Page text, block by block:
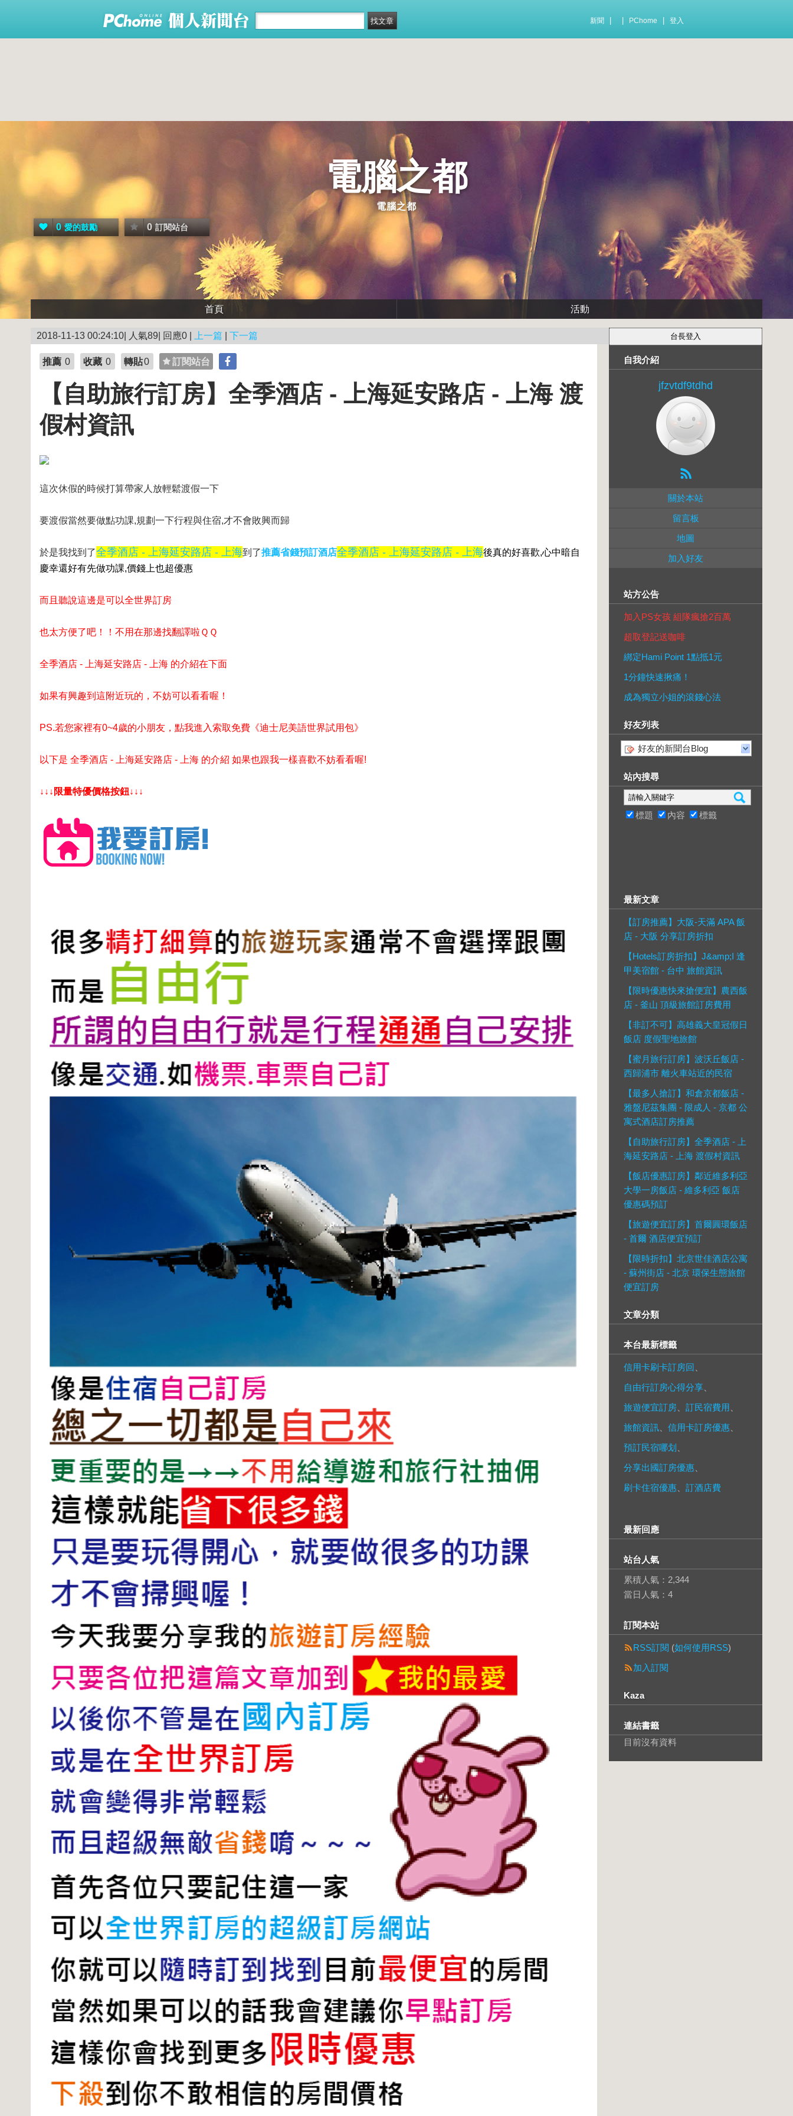
新聞 PChome 登入
電腦之都
電腦之都
0 愛的鼓勵 0 訂閱站台
首頁 活動
2018-11-13 00:24:10| 人氣89| 回應0 | 上一篇 下一篇
推薦 0 收藏 0 轉貼0 訂閱站台
【自助旅行訂房】全季酒店 - 上海延安路店 - 上海 渡
假村資訊
這次休假的時候打算帶家人放輕鬆渡假一下
要渡假當然要做點功課,規劃一下行程與住宿,才不會敗興而歸
於是我找到了全季酒店 - 上海延安路店 - 上海到了推薦省錢預訂酒店全季酒店 - 上海延安路店 - 上海後真的好喜歡,心中暗自
慶幸還好有先做功課,價錢上也超優惠
而且聽說這邊是可以全世界訂房
也太方便了吧！！不用在那邊找翻譯啦ＱＱ
全季酒店 - 上海延安路店 - 上海 的介紹在下面
如果有興趣到這附近玩的，不妨可以看看喔！
PS.若您家裡有0~4歲的小朋友， 點我進入索取免費《迪士尼美語世界試用包》
以下是 全季酒店 - 上海延安路店 - 上海 的介紹 如果也跟我一樣喜歡不妨看看喔!
↓↓↓限量特優價格按鈕↓↓↓
自我介紹
jfzvtdf9tdhd
關於本站
留言板
地圖
加入好友
站方公告
加入PS女孩 組隊瘋搶2百萬
超取登記送咖啡
綁定Hami Point 1點抵1元
1分鐘快速揪痛！
成為獨立小姐的滾錢心法
好友列表
好友的新聞台Blog
站內搜尋
標題 內容 標籤
最新文章
【訂房推薦】大阪-天滿 APA 飯
店 - 大阪 分享訂房折扣
【Hotels訂房折扣】J&amp;I 逢
甲美宿館 - 台中 旅館資訊
【限時優惠快來搶便宜】農西飯
店 - 釜山 頂級旅館訂房費用
【非訂不可】高雄義大皇冠假日
飯店 度假聖地旅館
【蜜月旅行訂房】波沃丘飯店 -
西歸浦市 離火車站近的民宿
【最多人搶訂】和倉京都飯店 -
雅盤尼茲集團 - 限成人 - 京都 公
寓式酒店訂房推薦
【自助旅行訂房】全季酒店 - 上
海延安路店 - 上海 渡假村資訊
【飯店優惠訂房】鄰近維多利亞
大學一房飯店 - 維多利亞 飯店
優惠碼預訂
【旅遊便宜訂房】首爾圓環飯店
- 首爾 酒店便宜預訂
【限時折扣】北京世佳酒店公寓
- 蘇州街店 - 北京 環保生態旅館
便宜訂房
文章分類
本台最新標籤
信用卡刷卡訂房回
自由行訂房心得分享
旅遊便宜訂房
訂民宿費用
旅館資訊
信用卡訂房優惠
預訂民宿哪划
分享出國訂房優惠
刷卡住宿優惠
訂酒店費
最新回應
站台人氣
累積人氣： 2,344
當日人氣： 4
訂閱本站
RSS訂閱 (如何使用RSS)
加入訂閱
Kaza
連結書籤
目前沒有資料